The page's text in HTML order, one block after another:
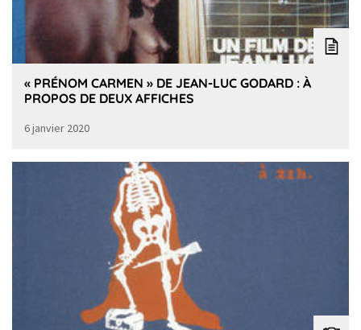
« PRÉNOM CARMEN » DE JEAN-LUC GODARD : À
PROPOS DE DEUX AFFICHES
6 janvier 2020